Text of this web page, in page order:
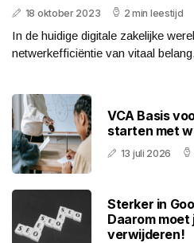
18 oktober 2023 2 min leestijd
In de huidige digitale zakelijke
netwerkefficiëntie van vitaal
VCA Basis
starten met
13 juli 2026
Sterker in
Daarom moet
verwijderen!